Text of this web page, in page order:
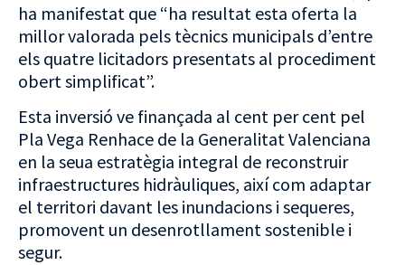
ha manifestat que “ha resultat esta oferta la
millor valorada pels tècnics municipals d’entre
els quatre licitadors presentats al procediment
obert simplificat”.
Esta inversió ve finançada al cent per cent pel
Pla Vega Renhace de la Generalitat Valenciana
en la seua estratègia integral de reconstruir
infraestructures hidràuliques, així com adaptar
el territori davant les inundacions i sequeres,
promovent un desenrotllament sostenible i
segur.